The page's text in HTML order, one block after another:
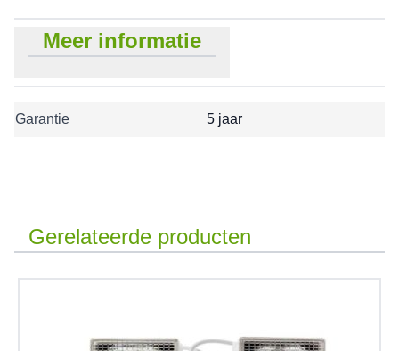
Meer informatie
Garantie 5 jaar
Gerelateerde producten